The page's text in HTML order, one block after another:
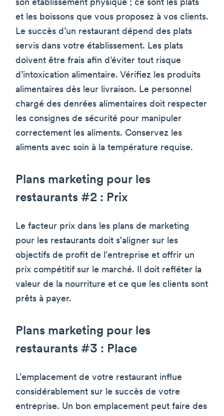
son établissement physique ; ce sont les plats
et les boissons que vous proposez à vos clients.
Le succès d’un restaurant dépend des plats
servis dans votre établissement. Les plats
doivent être frais afin d’éviter tout risque
d’intoxication alimentaire. Vérifiez les produits
alimentaires dès leur livraison. Le personnel
chargé des denrées alimentaires doit respecter
les consignes de sécurité pour manipuler
correctement les aliments. Conservez les
aliments avec soin à la température requise.
Plans marketing pour les
restaurants #2 : Prix
Le facteur prix dans les plans de marketing
pour les restaurants doit s'aligner sur les
objectifs de profit de l'entreprise et offrir un
prix compétitif sur le marché. Il doit refléter la
valeur de la nourriture et ce que les clients sont
prêts à payer.
Plans marketing pour les
restaurants #3 : Place
L'emplacement de votre restaurant influe
considérablement sur le succès de votre
entreprise. Un bon emplacement peut faire des